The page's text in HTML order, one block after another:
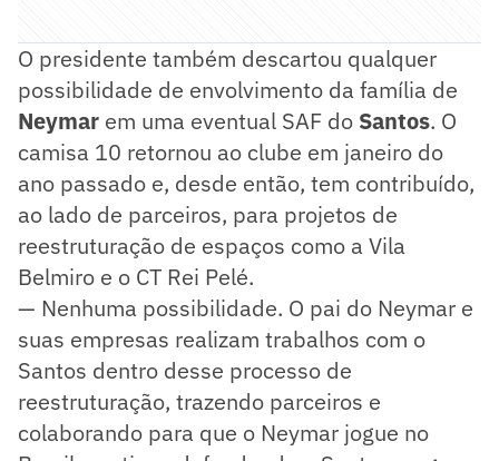
O presidente também descartou qualquer
possibilidade de envolvimento da família de
Neymar em uma eventual SAF do Santos. O
camisa 10 retornou ao clube em janeiro do
ano passado e, desde então, tem contribuído,
ao lado de parceiros, para projetos de
reestruturação de espaços como a Vila
Belmiro e o CT Rei Pelé.
— Nenhuma possibilidade. O pai do Neymar e
suas empresas realizam trabalhos com o
Santos dentro desse processo de
reestruturação, trazendo parceiros e
colaborando para que o Neymar jogue no